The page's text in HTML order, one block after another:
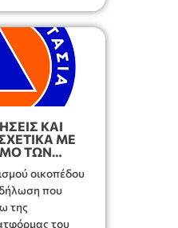
των
τα εξής μέλ
ΚΑΙ
ΜΕ
ΤΩΝ
οικοπέδου
δήλωση που
της
του